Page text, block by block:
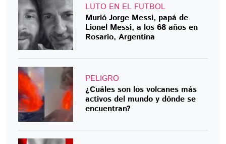
LUTO EN EL FUTBOL
Murió Jorge Messi, papá de
Lionel Messi, a los 68 años en
Rosario, Argentina
PELIGRO
¿Cuáles son los volcanes más
activos del mundo y dónde se
encuentran?